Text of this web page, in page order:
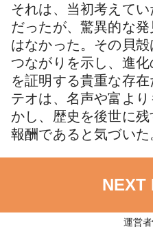
それは、当初考えて
だったが、驚異的な
はなかった。その貝
つながりを示し、進
を証明する貴重な存
テオは、名声や富よ
かし、歴史を後世に
報酬であると気づいた
NEXT
運営者